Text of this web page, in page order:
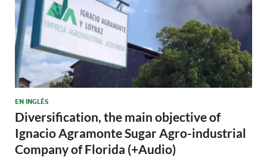
EN INGLÉS
Diversification, the main objective of
Ignacio Agramonte Sugar Agro-industrial
Company of Florida (+Audio)